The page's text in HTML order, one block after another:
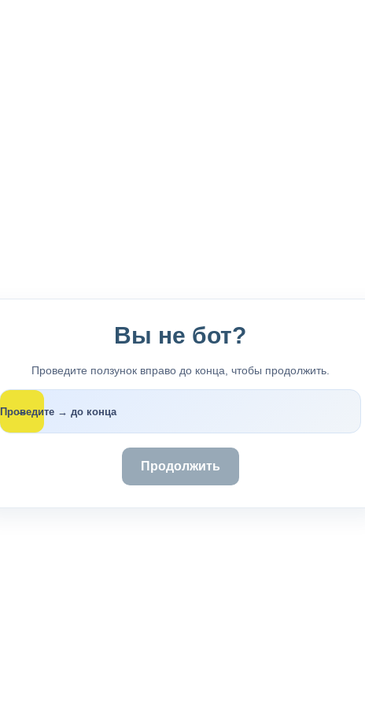
Вы не бот?
Проведите ползунок вправо до конца, чтобы продолжить.
Проведите → до конца
→
Продолжить